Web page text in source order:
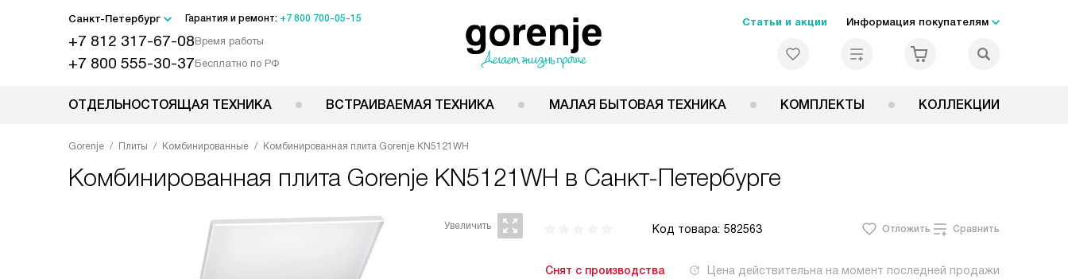
Санкт-Петербург Гарантия и ремонт: +7 800 700-05-15
+7 812 317-67-08Время работы
+7 800 555-30-37Бесплатно по РФ
Статьи и акции Информация покупателям
ОТДЕЛЬНОСТОЯЩАЯ ТЕХНИКА ВСТРАИВАЕМАЯ ТЕХНИКА МАЛАЯ БЫТОВАЯ ТЕХНИКА КОМПЛЕКТЫ КОЛЛЕКЦИИ
Gorenje Плиты Комбинированные Комбинированная плита Gorenje KN5121WH
Комбинированная плита Gorenje KN5121WH в Санкт-Петербурге
Код товара: 582563 Отложить Сравнить
Снят с производства Цена действительна на момент последней продажи